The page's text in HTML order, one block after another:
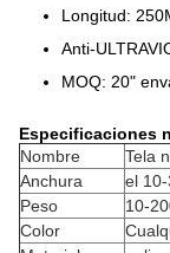
Longitud:
Anti-
MOQ: 20"
Especificaciones
Nombre
Tela
Anchura
el
Peso
10-
Color